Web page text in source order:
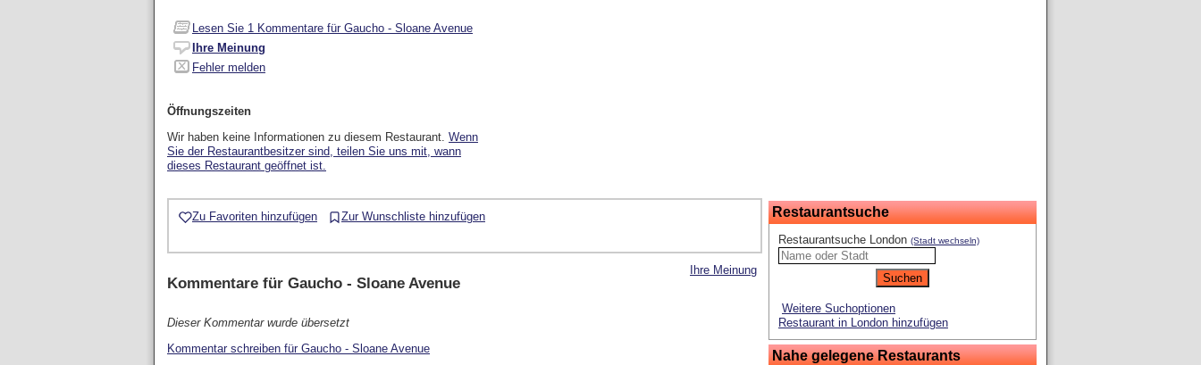
Restaurantsuche
Restaurantsuche London (Stadt wechseln)
Weitere Suchoptionen
Restaurant in London hinzufügen
Nahe gelegene Restaurants
Lesen Sie 1 Kommentare für Gaucho - Sloane Avenue
Ihre Meinung
Fehler melden
Öffnungszeiten
Wir haben keine Informationen zu diesem Restaurant. Wenn
Sie der Restaurantbesitzer sind, teilen Sie uns mit, wann
dieses Restaurant geöffnet ist.
Zu Favoriten hinzufügen Zur Wunschliste hinzufügen
Ihre Meinung
Kommentare für Gaucho - Sloane Avenue
Dieser Kommentar wurde übersetzt
Kommentar schreiben für Gaucho - Sloane Avenue